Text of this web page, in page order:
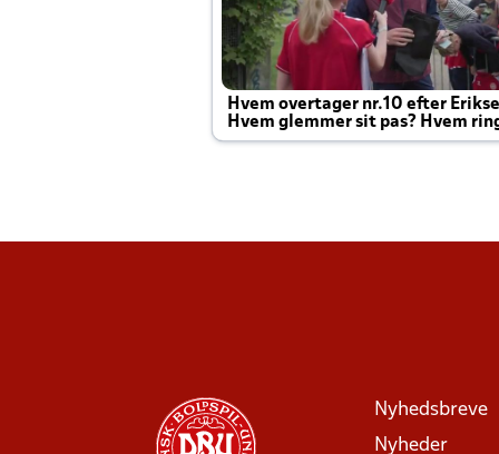
Hvem overtager nr.10 efter
Hvem glemmer sit pas? Hvem
Joachim altid til efter kampe?
Nyhedsbreve
Nyheder